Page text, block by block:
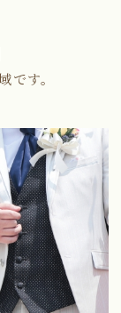
です。